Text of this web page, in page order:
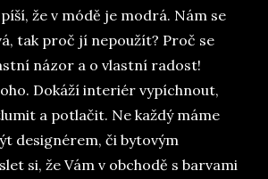
že v módě je modrá. Nám se
tak proč jí nepoužít? Proč se
názor a o vlastní radost!
Dokáží interiér vypíchnout,
a potlačit. Ne každý máme
designérem, či bytovým
si, že Vám v obchodě s barvami